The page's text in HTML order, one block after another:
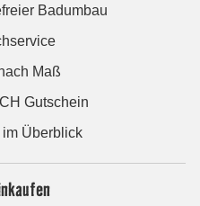
Badumbau
Maß
Gutschein
Überblick